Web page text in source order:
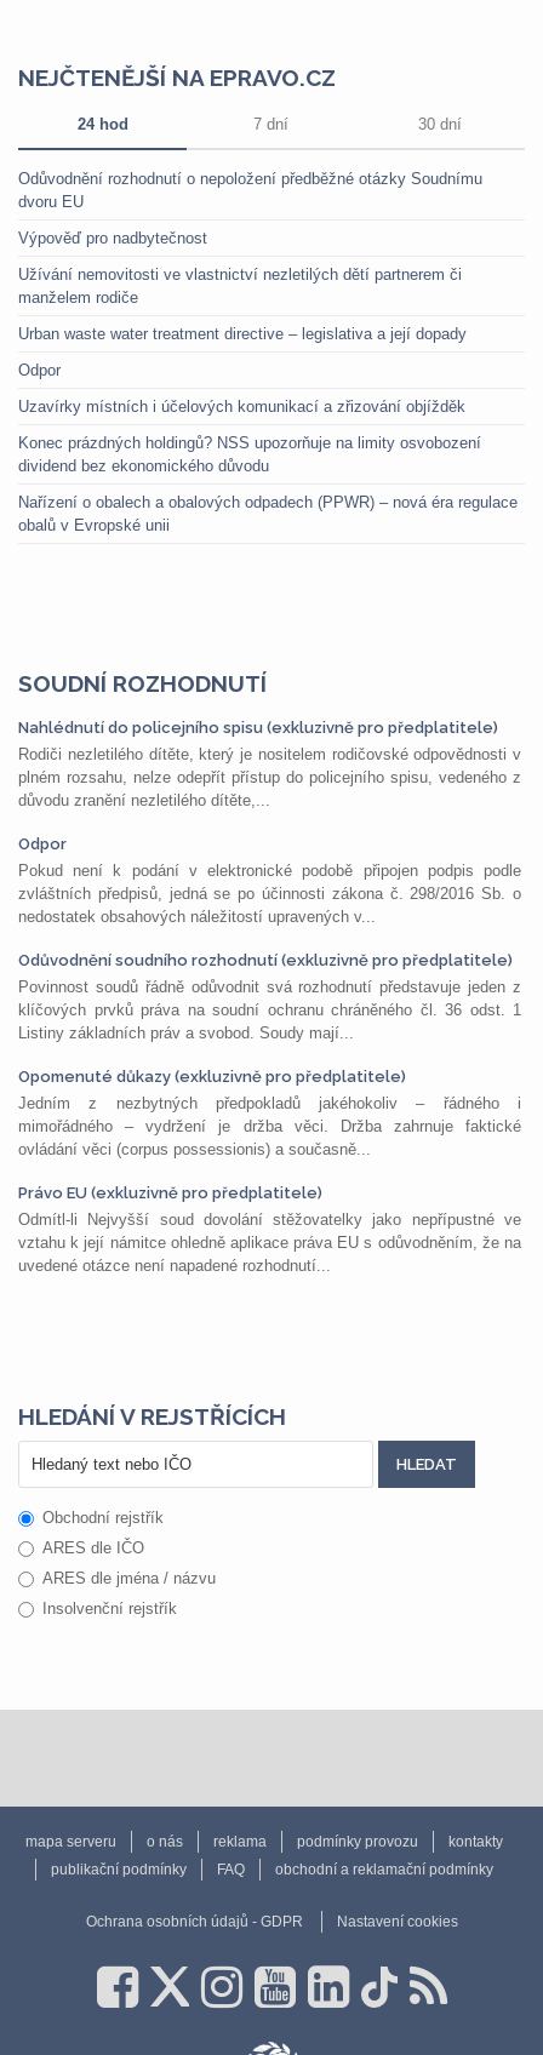
NEJČTENĚJŠÍ NA EPRAVO.CZ
24 hod 7 dní 30 dní
Odůvodnění rozhodnutí o nepoložení předběžné otázky Soudnímu
dvoru EU
Výpověď pro nadbytečnost
Užívání nemovitosti ve vlastnictví nezletilých dětí partnerem či
manželem rodiče
Urban waste water treatment directive – legislativa a její dopady
Odpor
Uzavírky místních i účelových komunikací a zřizování objížděk
Konec prázdných holdingů? NSS upozorňuje na limity osvobození
dividend bez ekonomického důvodu
Nařízení o obalech a obalových odpadech (PPWR) – nová éra regulace
obalů v Evropské unii
SOUDNÍ ROZHODNUTÍ
Nahlédnutí do policejního spisu (exkluzivně pro předplatitele)
Rodiči nezletilého dítěte, který je nositelem rodičovské odpovědnosti v
plném rozsahu, nelze odepřít přístup do policejního spisu, vedeného z
důvodu zranění nezletilého dítěte,...
Odpor
Pokud není k podání v elektronické podobě připojen podpis podle
zvláštních předpisů, jedná se po účinnosti zákona č. 298/2016 Sb. o
nedostatek obsahových náležitostí upravených v...
Odůvodnění soudního rozhodnutí (exkluzivně pro předplatitele)
Povinnost soudů řádně odůvodnit svá rozhodnutí představuje jeden z
klíčových prvků práva na soudní ochranu chráněného čl. 36 odst. 1
Listiny základních práv a svobod. Soudy mají...
Opomenuté důkazy (exkluzivně pro předplatitele)
Jedním z nezbytných předpokladů jakéhokoliv – řádného i
mimořádného – vydržení je držba věci. Držba zahrnuje faktické
ovládání věci (corpus possessionis) a současně...
Právo EU (exkluzivně pro předplatitele)
Odmítl-li Nejvyšší soud dovolání stěžovatelky jako nepřípustné ve
vztahu k její námitce ohledně aplikace práva EU s odůvodněním, že na
uvedené otázce není napadené rozhodnutí...
HLEDÁNÍ V REJSTŘÍCÍCH
Obchodní rejstřík
ARES dle IČO
ARES dle jména / názvu
Insolvenční rejstřík
mapa serveru o nás reklama podmínky provozu
kontakty
publikační podmínky
FAQ obchodní a reklamační podmínky
Ochrana osobních údajů - GDPR Nastavení cookies